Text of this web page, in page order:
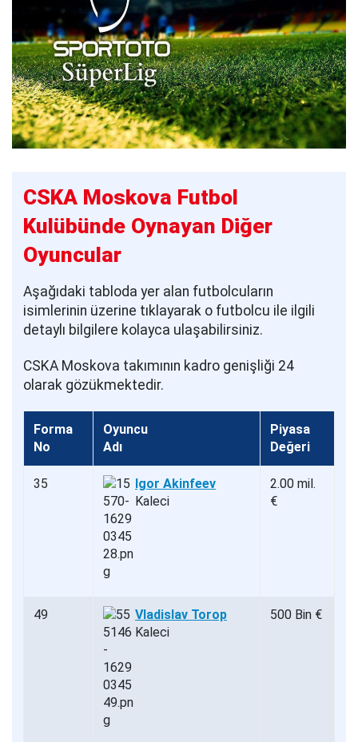
CSKA Moskova Futbol
Kulübünde Oynayan Diğer
Oyuncular
Aşağıdaki tabloda yer alan futbolcuların
isimlerinin üzerine tıklayarak o futbolcu ile ilgili
detaylı bilgilere kolayca ulaşabilirsiniz.
CSKA Moskova takımının kadro genişliği 24
olarak gözükmektedir.
Forma
No
Oyuncu
Adı
Piyasa
Değeri
35
Igor Akinfeev
Kaleci
2.00 mil.
€
49
Vladislav Torop
Kaleci
500 Bin €